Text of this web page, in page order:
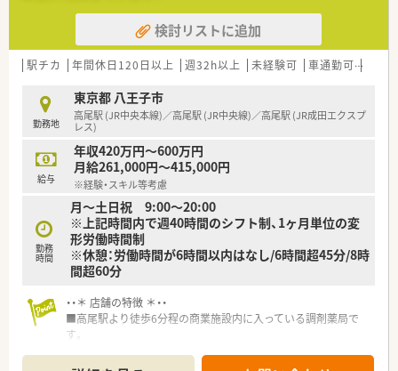
くチャンスがあり｢1～2年目で薬局長、最短3～4年目でエリアマ
ネージャー(SV)」に昇格できるなど、成長中の企業だからこそ昇
格チャンスも多い企業です
■勤務年数や年齢に関係がない職務給制度を採用しており、若く
すすめの会社です！
<設備面について>
■最新のシステムを導入し、対物業務にかかる時間を短縮し、よ
り丁寧な服薬指導が可能な環境を整えています
■機器類に関しては、音声入力の薬歴･ピッキングサポートシス
テム･投薬カウンターに薬歴閲覧用タブレット設置など、薬剤師
が安心して働く事が出来る様に最新の機械を導入されています
<研修制度について>
■業務習得制度によるOJT・OTC店内勉強会や、中途入社社員研
修、薬剤師全体研修、新任薬局長研修など幅広い研修を整えてい
■研修認定薬剤師単位取得の支援（eラーニング）…年間10万円
まで学会参加やｅラーニング等に掛かる費用を会社負担してい
ます
<福利厚生について>
検討リストに追加
駅チカ 年間休日120日以上 週32h以上 未経験可 車通勤可
勤務地
東京都 八王子市
高尾駅 (JR中央本線)／高尾駅 (JR中央線)／高尾駅 (JR成田エクスプ
レス)
給与
年収420万円～600万円
月給261,000円～415,000円
※経験・スキル等考慮
勤務
時間
月～土日祝 9:00～20:00
※上記時間内で週40時間のシフト制、1ヶ月単位の変
形労働時間制
※休憩：労働時間が6時間以内はなし/6時間超45分/8時
間超60分
・・＊ 店舗の特徴 ＊・・
■高尾駅より徒歩6分程の商業施設内に入っている調剤薬局で
す。
■商業施設内なので、お昼休憩やお買い物も大変便利です♪